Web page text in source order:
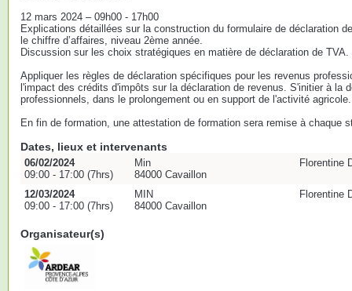
12 mars 2024 – 09h00 - 17h00
Explications détaillées sur la construction du formulaire de déclaration
le chiffre d’affaires, niveau 2ème année.
Discussion sur les choix stratégiques en matière de déclaration de TVA.
Appliquer les règles de déclaration spécifiques pour les revenus
l'impact des crédits d'impôts sur la déclaration de revenus. S'initier à la
professionnels, dans le prolongement ou en support de l'activité agricole.
En fin de formation, une attestation de formation sera remise à chaque
Dates, lieux et intervenants
06/02/2024
09:00 - 17:00 (7hrs)
Min
84000 Cavaillon
Florentine
12/03/2024
09:00 - 17:00 (7hrs)
MIN
84000 Cavaillon
Florentine
Organisateur(s)